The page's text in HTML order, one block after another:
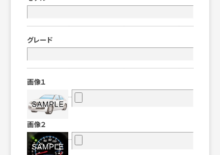
グレード
画像１
画像２